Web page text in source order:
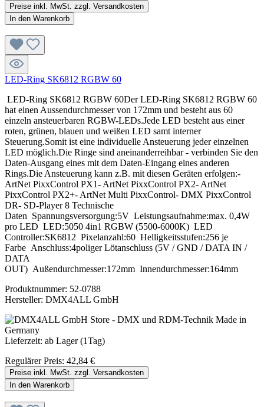
Preise inkl. MwSt. zzgl. Versandkosten
In den Warenkorb
LED-Ring SK6812 RGBW 60
LED-Ring SK6812 RGBW 60Der LED-Ring SK6812 RGBW 60
hat einen Aussendurchmesser von 172mm und besteht aus 60
einzeln ansteuerbaren RGBW-LEDs.Jede LED besteht aus einer
roten, grünen, blauen und weißen LED samt interner
Steuerung.Somit ist eine individuelle Ansteuerung jeder einzelnen
LED möglich.Die Ringe sind aneinanderreihbar - verbinden Sie den
Daten-Ausgang eines mit dem Daten-Eingang eines anderen
Rings.Die Ansteuerung kann z.B. mit diesen Geräten erfolgen:-
ArtNet PixxControl PX1- ArtNet PixxControl PX2- ArtNet
PixxControl PX2+- ArtNet Multi PixxControl- DMX PixxControl
DR- SD-Player 8 Technische
Daten Spannungsversorgung:5V Leistungsaufnahme:max. 0,4W
pro LED LED:5050 4in1 RGBW (5500-6000K) LED
Controller:SK6812 Pixelanzahl:60 Helligkeitsstufen:256 je
Farbe Anschluss:4poliger Lötanschluss (5V / GND / DATA IN /
DATA
OUT) Außendurchmesser:172mm Innendurchmesser:164mm
Produktnummer: 52-0788
Hersteller: DMX4ALL GmbH
Lieferzeit: ab Lager (1Tag)
Regulärer Preis: 42,84 €
Preise inkl. MwSt. zzgl. Versandkosten
In den Warenkorb